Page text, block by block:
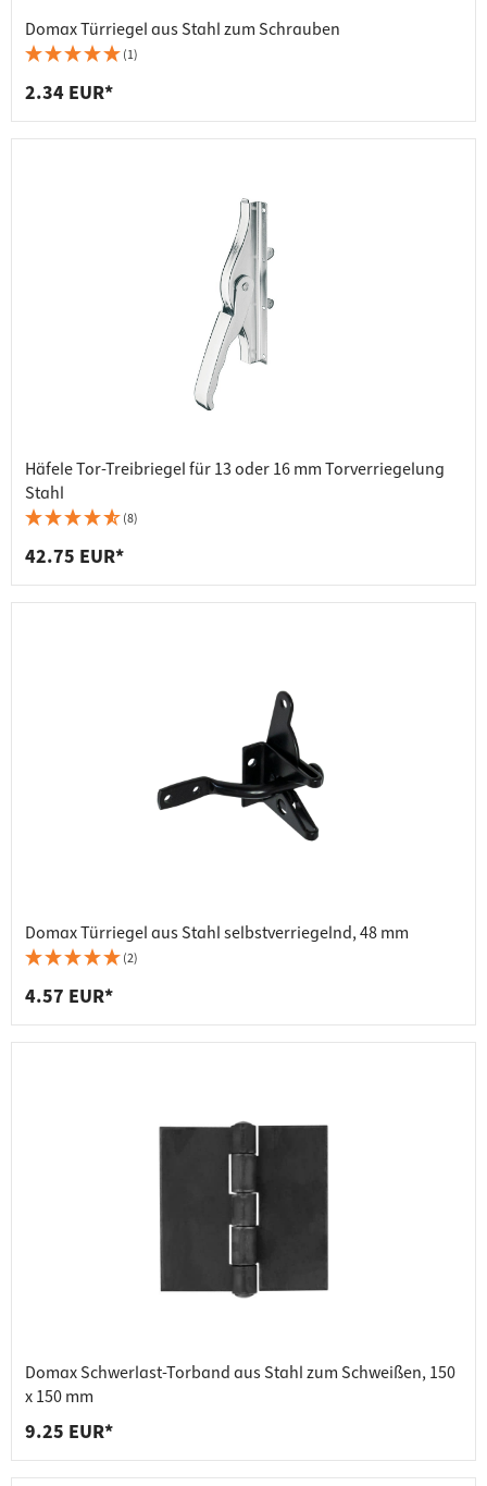
Domax Türriegel aus Stahl zum Schrauben
(1)
2.34 EUR*
Häfele Tor-Treibriegel für 13 oder 16 mm Torverriegelung
Stahl
(8)
42.75 EUR*
Domax Türriegel aus Stahl selbstverriegelnd, 48 mm
(2)
4.57 EUR*
Domax Schwerlast-Torband aus Stahl zum Schweißen, 150
x 150 mm
9.25 EUR*